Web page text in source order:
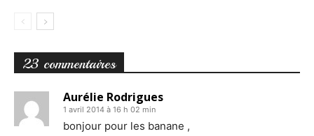
23 commentaires
Aurélie Rodrigues
1 avril 2014 à 16 h 02 min
bonjour pour les banane ,